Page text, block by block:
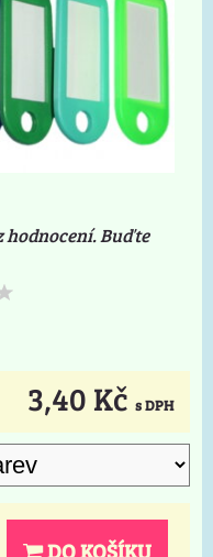
hodnocení. Buďte
3,40 Kč s DPH
DO KOŠÍKU